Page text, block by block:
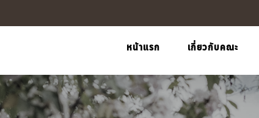
หน้าแรก เกี่ยวกับคณะ